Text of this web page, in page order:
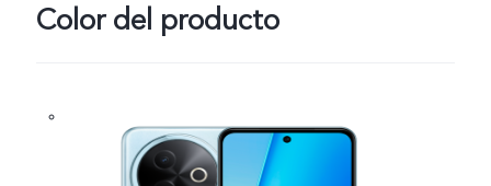
Color del producto